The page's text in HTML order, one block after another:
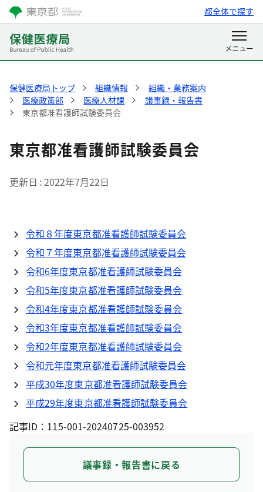
都全体で探す
保健医療局トップ 組織情報
組織・業務案内
医療政策部
医療人材課
議事録・報告書
東京都准看護師試験委員会
東京都准看護師試験委員会
更新日 2022年7月22日
令和８年度東京都准看護師試験委員会
令和７年度東京都准看護師試験委員会
令和6年度東京都准看護師試験委員会
令和5年度東京都准看護師試験委員会
令和4年度東京都准看護師試験委員会
令和3年度東京都准看護師試験委員会
令和2年度東京都准看護師試験委員会
令和元年度東京都准看護師試験委員会
平成30年度東京都准看護師試験委員会
平成29年度東京都准看護師試験委員会
記事ID：115-001-20240725-003952
議事録・報告書に戻る